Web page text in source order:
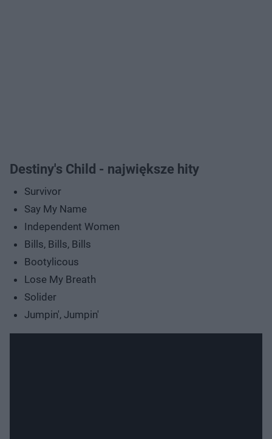
Destiny's Child - największe hity
Survivor
Say My Name
Independent Women
Bills, Bills, Bills
Bootylicous
Lose My Breath
Solider
Jumpin', Jumpin'